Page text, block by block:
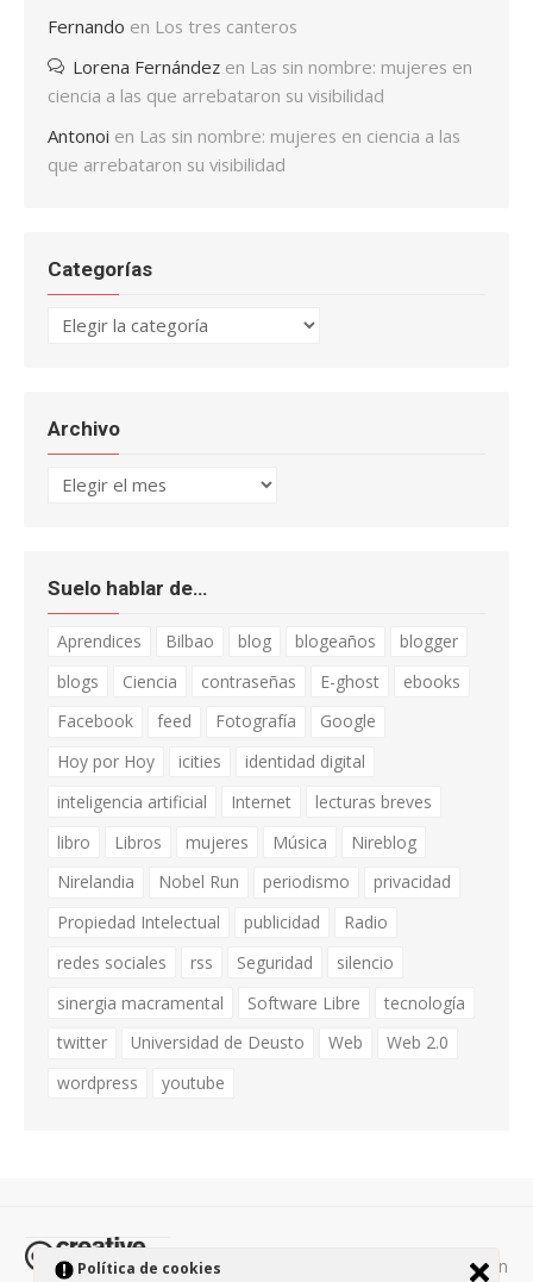
Política de cookies
Fernando en Los tres canteros
Lorena Fernández en Las sin nombre: mujeres en
ciencia a las que arrebataron su visibilidad
Antonoi en Las sin nombre: mujeres en ciencia a las
que arrebataron su visibilidad
Categorías
Categorías
Archivo
Archivo
Suelo hablar de…
Aprendices Bilbao blog blogeaños
blogger
blogs
Ciencia contraseñas E-ghost
ebooks
Facebook
feed Fotografía
Google
Hoy por Hoy
icities
identidad digital
inteligencia artificial
Internet
lecturas breves
libro
Libros mujeres Música
Nireblog
Nirelandia
Nobel Run periodismo
privacidad
Propiedad Intelectual
publicidad
Radio
redes sociales
rss Seguridad
silencio
sinergia macramental
Software Libre
tecnología
twitter
Universidad de Deusto Web
Web 2.0
wordpress
youtube
Todos los contenidos de esta página están